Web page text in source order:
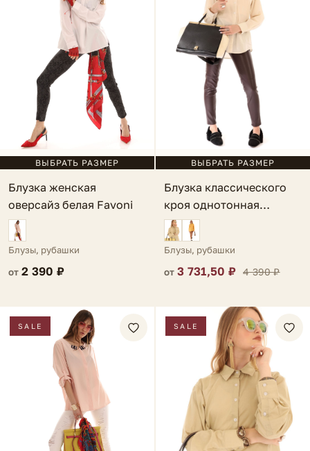
ВЫБРАТЬ РАЗМЕР
Блузка женская
оверсайз белая Favoni
Блузы, рубашки
от 2 390 ₽
ВЫБРАТЬ РАЗМЕР
Блузка классического
кроя однотонная
бежевая Lauria
Блузы, рубашки
от 3 731,50 ₽ 4 390 ₽
SALE SALE